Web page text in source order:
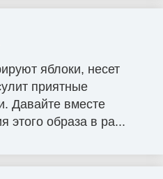
яблоки, несет
приятные
Давайте вместе
этого образа в ра...